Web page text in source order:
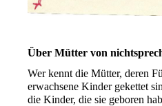
Über Mütter von
Wer kennt die Mütter, deren
erwachsene Kinder gekettet
die Kinder, die sie geboren